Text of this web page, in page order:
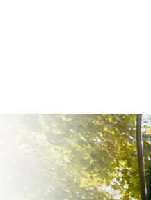
da Plenitude On The Road